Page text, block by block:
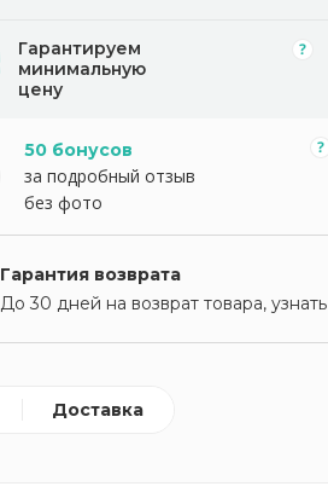
Гарантируем
минимальную
цену
50 бонусов
за подробный отзыв
без фото
Гарантия возврата
До 30 дней на возврат товара, узнать
Доставка